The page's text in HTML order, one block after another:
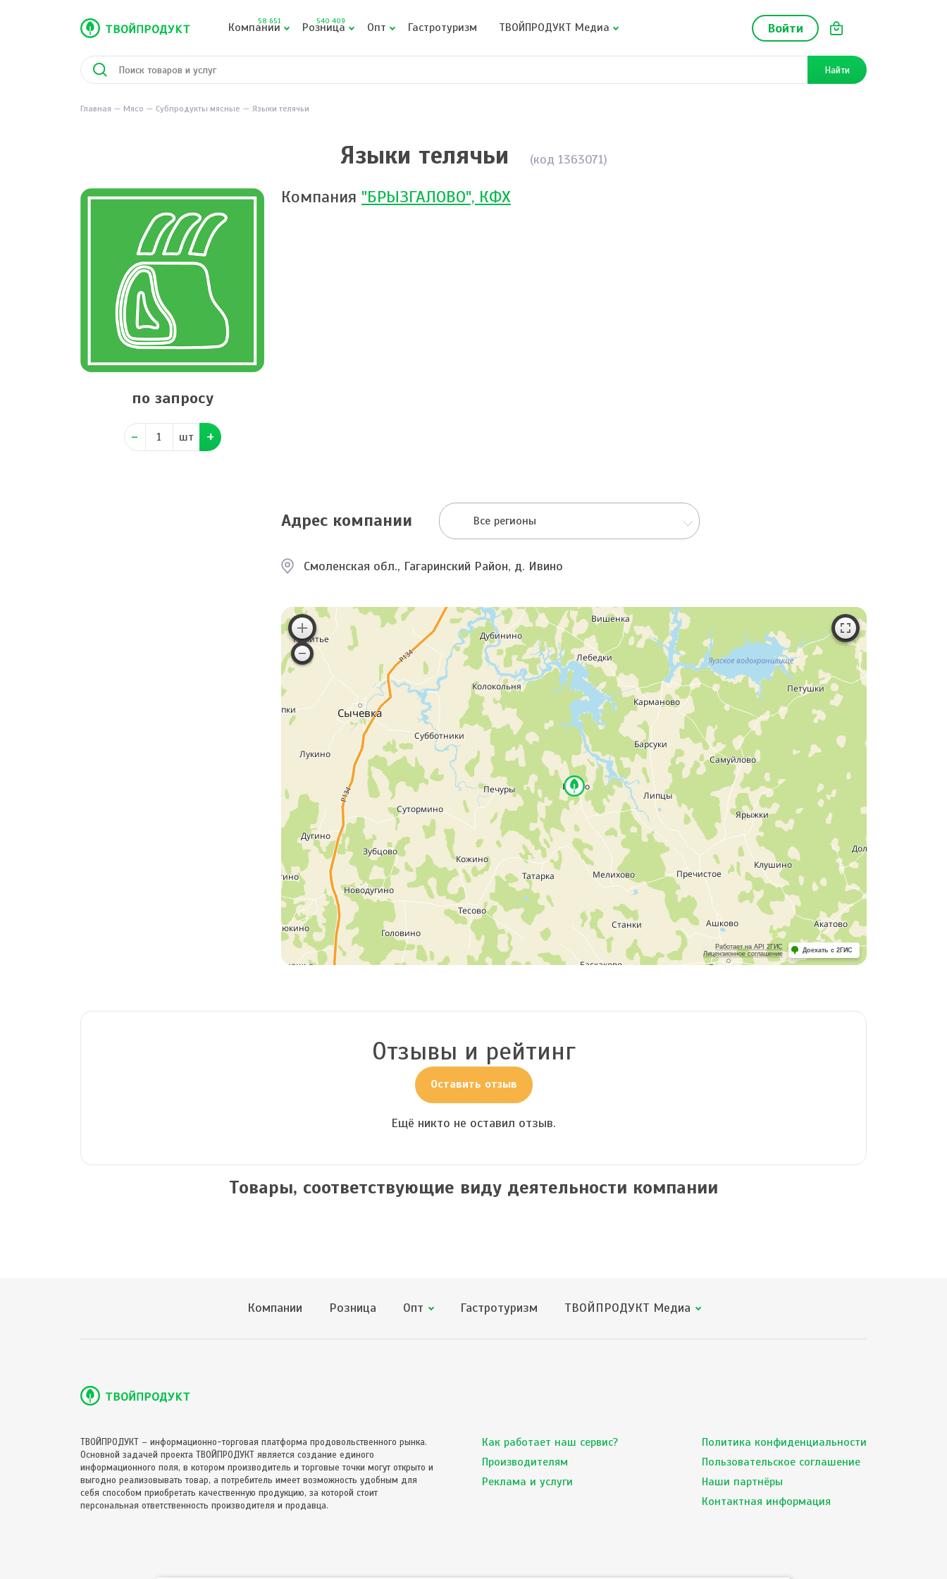
Войти
Компании
58 651 Розница
540 409 Опт Гастротуризм ТВОЙПРОДУКТ Медиа
Найти
Главная Мясо Субпродукты мясные Языки телячьи
Языки телячьи (код 1363071)
по запросу
шт
Компания "БРЫЗГАЛОВО", КФХ
Адрес компании Все регионы
Смоленская обл., Гагаринский Район, д. Ивино
Работает на API 2ГИС
Лицензионное соглашение
Доехать с 2ГИС
Отзывы и рейтинг
Оставить отзыв
Ещё никто не оставил отзыв.
Товары, соответствующие виду деятельности компании
Компании Розница Опт Гастротуризм ТВОЙПРОДУКТ Медиа
ТВОЙПРОДУКТ – информационно-торговая платформа продовольственного рынка.
Основной задачей проекта ТВОЙПРОДУКТ является создание единого
информационного поля, в котором производитель и торговые точки могут открыто и
выгодно реализовывать товар, а потребитель имеет возможность удобным для
себя способом приобретать качественную продукцию, за которой стоит
персональная ответственность производителя и продавца.
Как работает наш сервис?
Производителям
Реклама и услуги
Политика конфиденциальности
Пользовательское соглашение
Наши партнёры
Контактная информация